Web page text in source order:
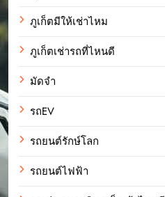
ภูเก็ตมีให้เช่าไหม
ภูเก็ตเช่ารถที่ไหนดี
มัดจำ
รถEV
รถยนต์รักษ์โลก
รถยนต์ไฟฟ้า